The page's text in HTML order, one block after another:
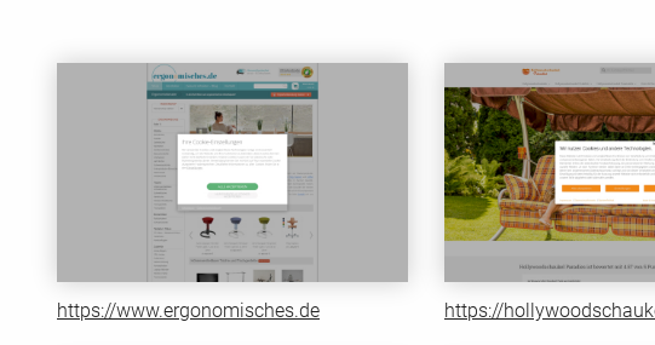
https://www.ergonomisches.de https://